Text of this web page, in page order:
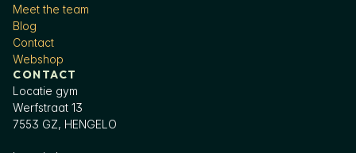
Meet the team
Blog
Contact
Webshop
CONTACT
Locatie gym
Werfstraat 13
7553 GZ, HENGELO